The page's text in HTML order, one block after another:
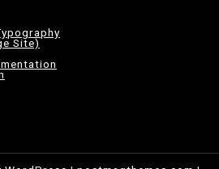
Site)